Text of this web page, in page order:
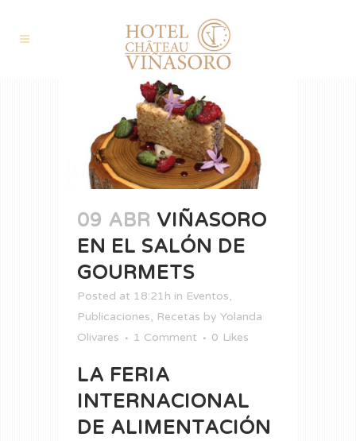
09 ABR VIÑASORO
EN EL SALÓN DE
GOURMETS
Posted at 18:21h in Eventos,
Publicaciones, Recetas by Yolanda
Olivares
1 Comment 0 Likes
LA FERIA
INTERNACIONAL
DE ALIMENTACIÓN